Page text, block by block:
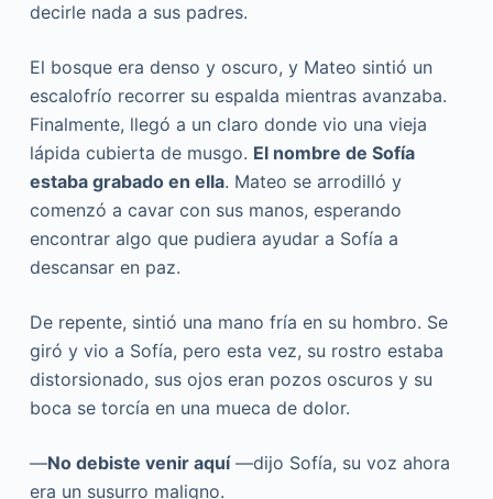
decirle nada a sus padres.
El bosque era denso y oscuro, y Mateo sintió un
escalofrío recorrer su espalda mientras avanzaba.
Finalmente, llegó a un claro donde vio una vieja
lápida cubierta de musgo. El nombre de Sofía
estaba grabado en ella. Mateo se arrodilló y
comenzó a cavar con sus manos, esperando
encontrar algo que pudiera ayudar a Sofía a
descansar en paz.
De repente, sintió una mano fría en su hombro. Se
giró y vio a Sofía, pero esta vez, su rostro estaba
distorsionado, sus ojos eran pozos oscuros y su
boca se torcía en una mueca de dolor.
—No debiste venir aquí—dijo Sofía, su voz ahora
era un susurro maligno.